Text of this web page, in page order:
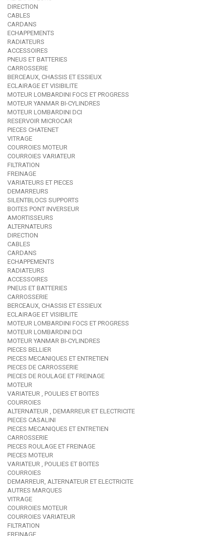
DIRECTION
CABLES
CARDANS
ECHAPPEMENTS
RADIATEURS
ACCESSOIRES
PNEUS ET BATTERIES
CARROSSERIE
BERCEAUX, CHASSIS ET ESSIEUX
ECLAIRAGE ET VISIBILITE
MOTEUR LOMBARDINI FOCS ET PROGRESS
MOTEUR YANMAR BI-CYLINDRES
MOTEUR LOMBARDINI DCI
RESERVOIR MICROCAR
PIECES CHATENET
VITRAGE
COURROIES MOTEUR
COURROIES VARIATEUR
FILTRATION
FREINAGE
VARIATEURS ET PIECES
DEMARREURS
SILENTBLOCS SUPPORTS
BOITES PONT INVERSEUR
AMORTISSEURS
ALTERNATEURS
DIRECTION
CABLES
CARDANS
ECHAPPEMENTS
RADIATEURS
ACCESSOIRES
PNEUS ET BATTERIES
CARROSSERIE
BERCEAUX, CHASSIS ET ESSIEUX
ECLAIRAGE ET VISIBILITE
MOTEUR LOMBARDINI FOCS ET PROGRESS
MOTEUR LOMBARDINI DCI
MOTEUR YANMAR BI-CYLINDRES
PIECES BELLIER
PIECES MECANIQUES ET ENTRETIEN
PIECES DE CARROSSERIE
PIECES DE ROULAGE ET FREINAGE
MOTEUR
VARIATEUR , POULIES ET BOITES
COURROIES
ALTERNATEUR , DEMARREUR ET ELECTRICITE
PIECES CASALINI
PIECES MECANIQUES ET ENTRETIEN
CARROSSERIE
PIECES ROULAGE ET FREINAGE
PIECES MOTEUR
VARIATEUR , POULIES ET BOITES
COURROIES
DEMARREUR, ALTERNATEUR ET ELECTRICITE
AUTRES MARQUES
VITRAGE
COURROIES MOTEUR
COURROIES VARIATEUR
FILTRATION
FREINAGE